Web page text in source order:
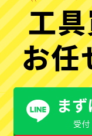
工
お任
ま
受